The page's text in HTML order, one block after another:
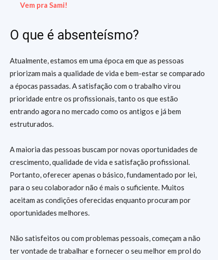
Vem pra Sami!
O que é absenteísmo?
Atualmente, estamos em uma época em que as pessoas
priorizam mais a qualidade de vida e bem-estar se comparado
a épocas passadas. A satisfação com o trabalho virou
prioridade entre os profissionais, tanto os que estão
entrando agora no mercado como os antigos e já bem
estruturados.
A maioria das pessoas buscam por novas oportunidades de
crescimento, qualidade de vida e satisfação profissional.
Portanto, oferecer apenas o básico, fundamentado por lei,
para o seu colaborador não é mais o suficiente. Muitos
aceitam as condições oferecidas enquanto procuram por
oportunidades melhores.
Não satisfeitos ou com problemas pessoais, começam a não
ter vontade de trabalhar e fornecer o seu melhor em prol do